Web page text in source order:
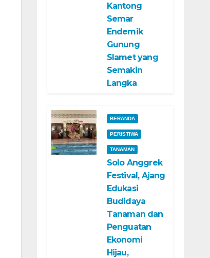
Kantong
Semar
Endemik
Gunung
Slamet yang
Semakin
Langka
BERANDA
PERISTIWA
TANAMAN
Solo Anggrek
Festival, Ajang
Edukasi
Budidaya
Tanaman dan
Penguatan
Ekonomi
Hijau,